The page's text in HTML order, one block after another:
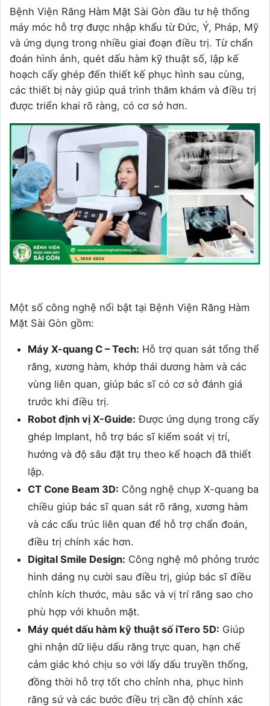
Bệnh Viện Răng Hàm Mặt Sài Gòn đầu tư hệ thống
máy móc hỗ trợ được nhập khẩu từ Đức, Ý, Pháp, Mỹ
và ứng dụng trong nhiều giai đoạn điều trị. Từ chẩn
đoán hình ảnh, quét dấu hàm kỹ thuật số, lập kế
hoạch cấy ghép đến thiết kế phục hình sau cùng,
các thiết bị này giúp quá trình thăm khám và điều trị
được triển khai rõ ràng, có cơ sở hơn.
Một số công nghệ nổi bật tại Bệnh Viện Răng Hàm
Mặt Sài Gòn gồm:
Máy X-quang C – Tech: Hỗ trợ quan sát tổng thể
răng, xương hàm, khớp thái dương hàm và các
vùng liên quan, giúp bác sĩ có cơ sở đánh giá
trước khi điều trị.
Robot định vị X-Guide: Được ứng dụng trong cấy
ghép Implant, hỗ trợ bác sĩ kiểm soát vị trí,
hướng và độ sâu đặt trụ theo kế hoạch đã thiết
lập.
CT Cone Beam 3D: Công nghệ chụp X-quang ba
chiều giúp bác sĩ quan sát rõ răng, xương hàm
và các cấu trúc liên quan để hỗ trợ chẩn đoán,
điều trị chính xác hơn.
Digital Smile Design: Công nghệ mô phỏng trước
hình dáng nụ cười sau điều trị, giúp bác sĩ điều
chỉnh kích thước, màu sắc và vị trí răng sao cho
phù hợp với khuôn mặt.
Máy quét dấu hàm kỹ thuật số iTero 5D: Giúp
ghi nhận dữ liệu dấu răng trực quan, hạn chế
cảm giác khó chịu so với lấy dấu truyền thống,
đồng thời hỗ trợ tốt cho chỉnh nha, phục hình
răng sứ và các bước điều trị cần độ chính xác